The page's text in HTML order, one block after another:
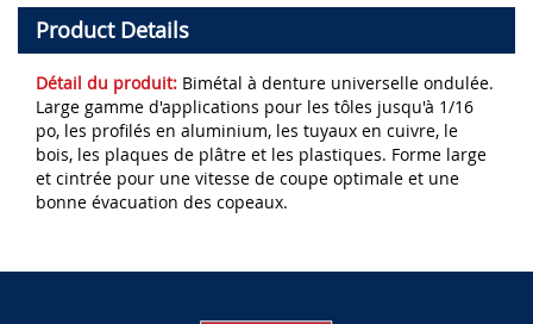
Product Details
Détail du produit: Bimétal à denture universelle ondulée.
Large gamme d'applications pour les tôles jusqu'à 1/16
po, les profilés en aluminium, les tuyaux en cuivre, le
bois, les plaques de plâtre et les plastiques. Forme large
et cintrée pour une vitesse de coupe optimale et une
bonne évacuation des copeaux.